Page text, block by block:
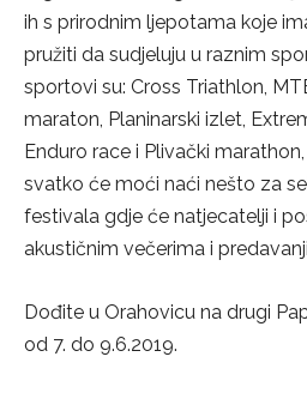
ih s prirodnim ljepotama koje
pružiti da sudjeluju u raznim
sportovi su: Cross Triathlon,
maraton, Planinarski izlet,
Enduro race i Plivački
svatko će moći naći nešto za
festivala gdje će natjecatelji i
akustičnim večerima i
Dođite u Orahovicu na drugi
od 7. do 9.6.2019.